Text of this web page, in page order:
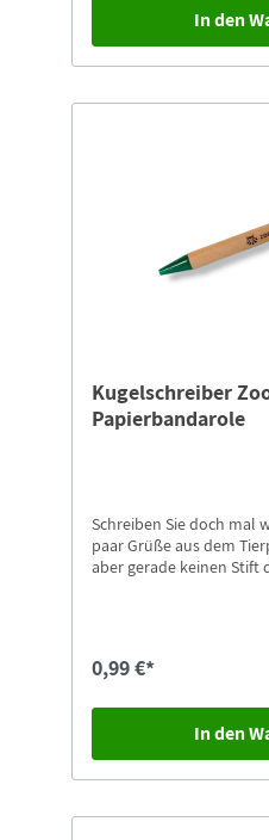
für den Heimtierhandel. Um den im Fokus
stehenden Geckoarten
Kampagnengeldern
Öffentlichkeitsarbeit
Versand und Transfer
erheben wir eine
In den
Kugelschreiber
Papierbandarole
Schreiben Sie doch mal
paar Grüße aus dem
aber gerade keinen Stift
0,99 €*
In den